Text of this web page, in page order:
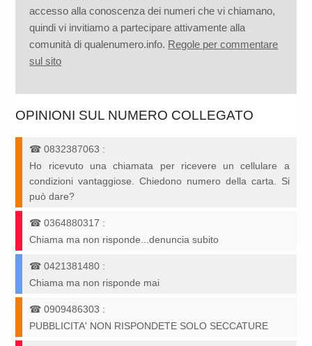
accesso alla conoscenza dei numeri che vi chiamano,
quindi vi invitiamo a partecipare attivamente alla
comunità di qualenumero.info. Regole per commentare
sul sito
OPINIONI SUL NUMERO COLLEGATO
☎0832387063 :
Ho ricevuto una chiamata per ricevere un cellulare a
condizioni vantaggiose. Chiedono numero della carta. Si
può dare?
☎0364880317 :
Chiama ma non risponde...denuncia subito
☎0421381480 :
Chiama ma non risponde mai
☎0909486303 :
PUBBLICITA' NON RISPONDETE SOLO SECCATURE